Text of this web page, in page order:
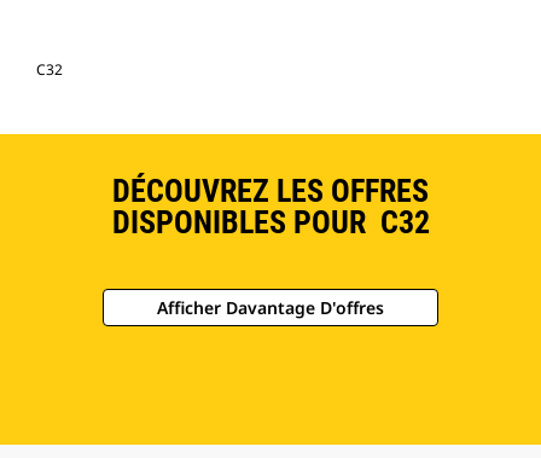
C32
DÉCOUVREZ LES OFFRES
DISPONIBLES POUR C32
Afficher Davantage D'offres